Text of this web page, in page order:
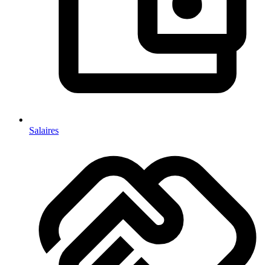
Salaires